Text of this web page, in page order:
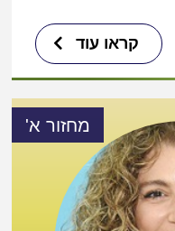
קראו עוד
מחזור א'